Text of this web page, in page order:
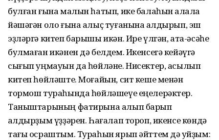
булған ғына малын һатып, ике балаһын ҡалала
йәшәгән оло ғына алыҫ туғанына ҡалдырып, эш
эҙләргә китеп барышы икән. Ире үлгән, ата-әсәһе
булмаған икәнен дә белдем. Икенсегә кейәүгә
сығып уңмауын да һөйләне. Нисектер, асылып
китеп һөйләште. Моғайын, сит кеше менән
тормош тураһында һөйләшеүе еңелерәктер.
Таныштарының фатирына алып барып
ҡалдырҙым үҙҙәрен. Һағалап тороп, икенсе көндә
тағы осраштым. Тураһын ярып әйттем дә ҡуйҙым: